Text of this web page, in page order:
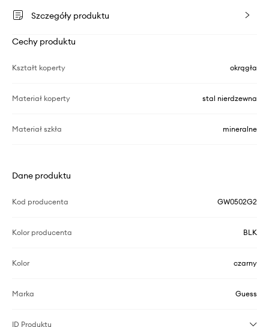
Szczegóły produktu
Cechy produktu
Kształt koperty okrągła
Materiał koperty stal nierdzewna
Materiał szkła mineralne
Dane produktu
Kod producenta GW0502G2
Kolor producenta BLK
Kolor czarny
Marka Guess
ID Produktu